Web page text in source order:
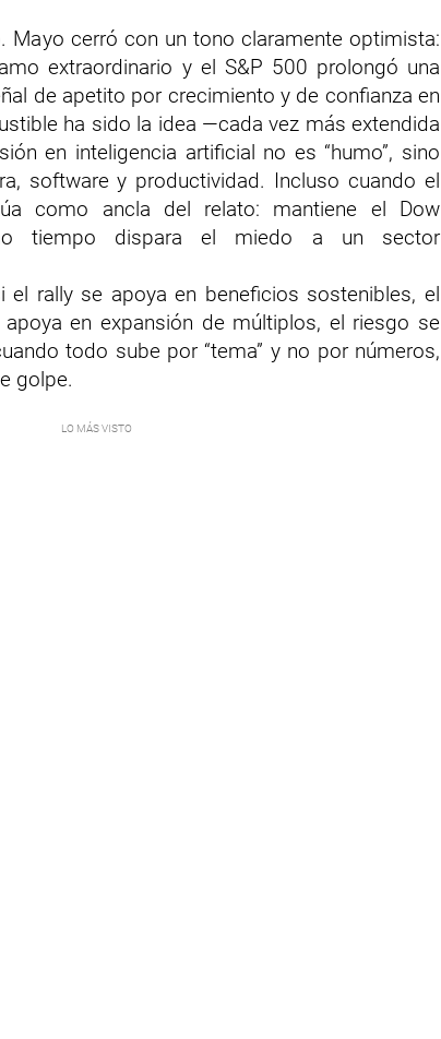
Mayo cerró con un tono claramente optimista:
extraordinario y el S&P 500 prolongó una
de apetito por crecimiento y de confianza en
ha sido la idea —cada vez más extendida
en inteligencia artificial no es “humo”, sino
software y productividad. Incluso cuando el
como ancla del relato: mantiene el Dow
tiempo dispara el miedo a un sector
el rally se apoya en beneficios sostenibles, el
en expansión de múltiplos, el riesgo se
todo sube por “tema” y no por números,
golpe.